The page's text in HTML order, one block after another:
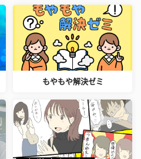
もやもや解決ゼミ